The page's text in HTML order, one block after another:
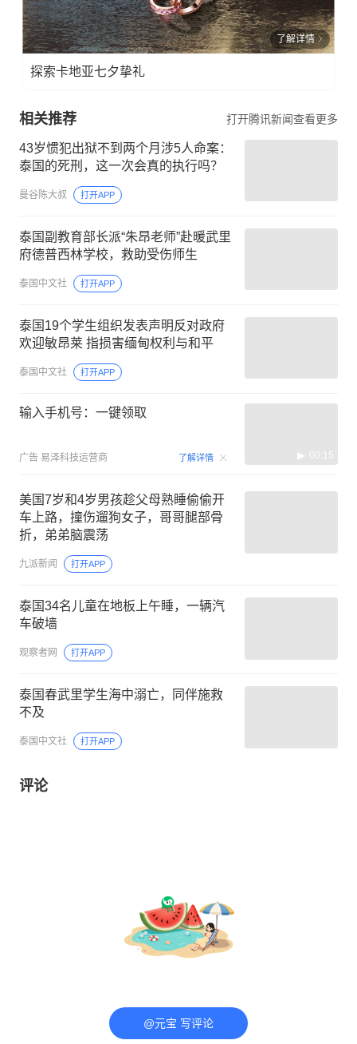
了解详情
探索卡地亚七夕挚礼
相关推荐 打开腾讯新闻查看更多
43岁惯犯出狱不到两个月涉5人命案：
泰国的死刑，这一次会真的执行吗？
曼谷陈大叔 打开APP
泰国副教育部长派“朱昂老师”赴暖武里
府德普西林学校，救助受伤师生
泰国中文社 打开APP
泰国19个学生组织发表声明反对政府
欢迎敏昂莱 指损害缅甸权利与和平
泰国中文社 打开APP
输入手机号：一键领取
广告 易泽科技运营商 了解详情 00:15
美国7岁和4岁男孩趁父母熟睡偷偷开
车上路，撞伤遛狗女子，哥哥腿部骨
折，弟弟脑震荡
九派新闻 打开APP
泰国34名儿童在地板上午睡，一辆汽
车破墙
观察者网 打开APP
泰国春武里学生海中溺亡，同伴施救
不及
泰国中文社 打开APP
评论
@元宝 写评论